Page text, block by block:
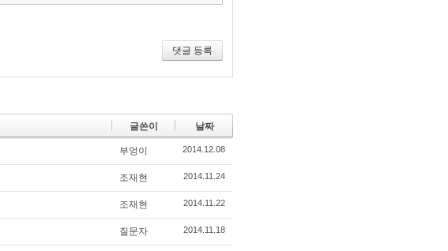
뛰
댓글 등록
글쓴이 날짜
부엉이 2014.12.08
조재현 2014.11.24
조재현 2014.11.22
질문자 2014.11.18